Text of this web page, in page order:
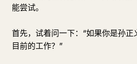
能尝试。
首先，试着问一下：“如果你是孙
目前的工作？”